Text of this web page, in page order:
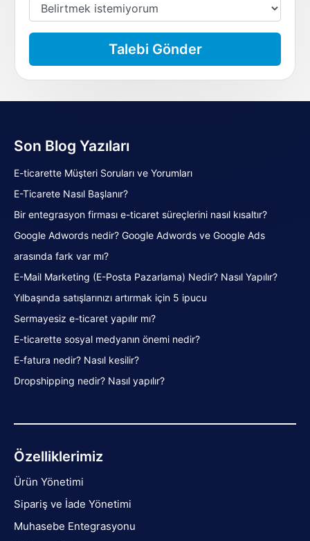
Talebi Gönder
Son Blog Yazıları
E-ticarette Müşteri Soruları ve Yorumları
E-Ticarete Nasıl Başlanır?
Bir entegrasyon firması e-ticaret süreçlerini nasıl kısaltır?
Google Adwords nedir? Google Adwords ve Google Ads
arasında fark var mı?
E-Mail Marketing (E-Posta Pazarlama) Nedir? Nasıl Yapılır?
Yılbaşında satışlarınızı artırmak için 5 ipucu
Sermayesiz e-ticaret yapılır mı?
E-ticarette sosyal medyanın önemi nedir?
E-fatura nedir? Nasıl kesilir?
Dropshipping nedir? Nasıl yapılır?
Özelliklerimiz
Ürün Yönetimi
Sipariş ve İade Yönetimi
Muhasebe Entegrasyonu